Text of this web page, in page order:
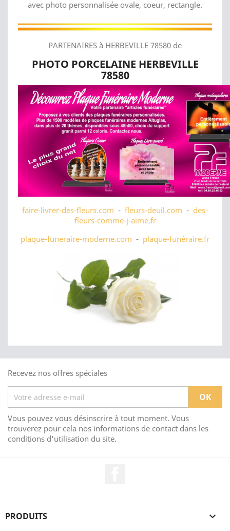
avec photo personnalisée ovale, coeur, rectangle.
PARTENAIRES à HERBEVILLE 78580 de
PHOTO PORCELAINE HERBEVILLE
78580
faire-livrer-des-fleurs.com - fleurs-deuil.com - des-
fleurs-comme-j-aime.fr
plaque-funeraire-moderne.com - plaque-funéraire.fr
Recevez nos offres spéciales
Vous pouvez vous désinscrire à tout moment. Vous
trouverez pour cela nos informations de contact dans les
conditions d'utilisation du site.
PRODUITS 